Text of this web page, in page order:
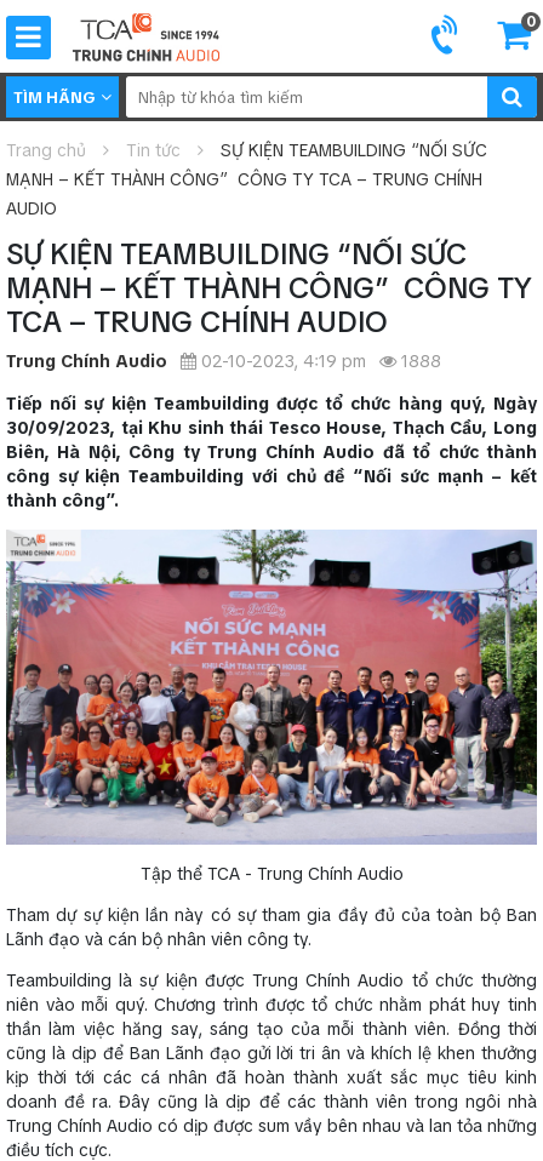
0
TÌM HÃNG
Trang chủ Tin tức
SỰ KIỆN TEAMBUILDING “NỐI SỨC
MẠNH – KẾT THÀNH CÔNG” CÔNG TY TCA – TRUNG CHÍNH
AUDIO
SỰ KIỆN TEAMBUILDING “NỐI SỨC
MẠNH – KẾT THÀNH CÔNG” CÔNG TY
TCA – TRUNG CHÍNH AUDIO
Trung Chính Audio 02-10-2023, 4:19 pm
1888
Tiếp nối sự kiện Teambuilding được tổ chức hàng quý, Ngày
30/09/2023, tại Khu sinh thái Tesco House, Thạch Cầu, Long
Biên, Hà Nội, Công ty Trung Chính Audio đã tổ chức thành
công sự kiện Teambuilding với chủ đề “Nối sức mạnh – kết
thành công”.
Tập thể TCA - Trung Chính Audio
Tham dự sự kiện lần này có sự tham gia đầy đủ của toàn bộ Ban
Lãnh đạo và cán bộ nhân viên công ty.
Teambuilding là sự kiện được Trung Chính Audio tổ chức thường
niên vào mỗi quý. Chương trình được tổ chức nhằm phát huy tinh
thần làm việc hăng say, sáng tạo của mỗi thành viên. Đồng thời
cũng là dịp để Ban Lãnh đạo gửi lời tri ân và khích lệ khen thưởng
kịp thời tới các cá nhân đã hoàn thành xuất sắc mục tiêu kinh
doanh đề ra. Đây cũng là dịp để các thành viên trong ngôi nhà
Trung Chính Audio có dịp được sum vầy bên nhau và lan tỏa những
điều tích cực.